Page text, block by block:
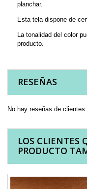
planchar.
Esta tela dispone de
La tonalidad del color
producto.
RESEÑAS
No hay reseñas de
LOS CLIENTES
PRODUCTO